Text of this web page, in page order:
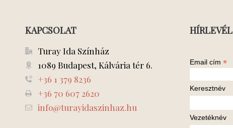
KAPCSOLAT
Turay Ida Színház
1089 Budapest, Kálvária tér 6.
+36 1 379 8236
+36 70 607 2620
info@turayidaszinhaz.hu
HÍRLEVÉL
Email cím *
Keresztnév
Vezetéknév